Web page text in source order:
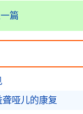
篇
哑儿的康复